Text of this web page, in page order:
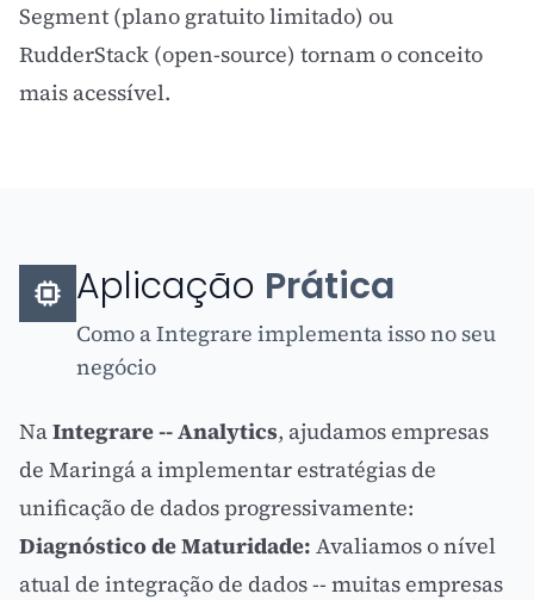
Segment (plano gratuito limitado) ou
RudderStack (open-source) tornam o conceito
mais acessível.
Aplicação Prática
Como a Integrare implementa isso no seu
negócio
NaIntegrare -- Analytics, ajudamos empresas
de Maringá a implementar estratégias de
unificação de dados progressivamente:
Diagnóstico de Maturidade: Avaliamos o nível
atual de integração de dados -- muitas empresas